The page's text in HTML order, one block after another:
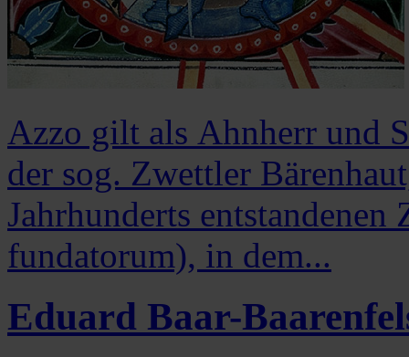
Azzo gilt als Ahnherr und
der sog. Zwettler
Jahrhunderts
fundatorum), in dem...
Eduard Baar-